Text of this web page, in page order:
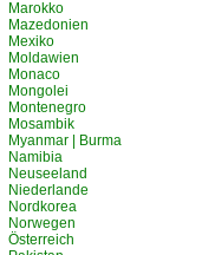
Marokko
Mazedonien
Mexiko
Moldawien
Monaco
Mongolei
Montenegro
Mosambik
Myanmar | Burma
Namibia
Neuseeland
Niederlande
Nordkorea
Norwegen
Österreich